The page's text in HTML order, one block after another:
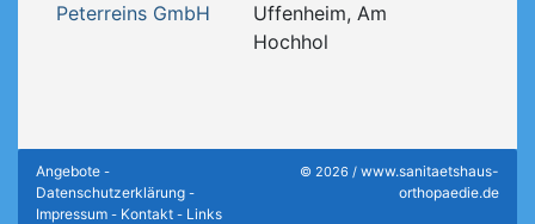
Peterreins GmbH
Uffenheim, Am
Hochhol
Angebote -
Datenschutzerklärung -
Impressum - Kontakt - Links
© 2026 / www.sanitaetshaus-
orthopaedie.de